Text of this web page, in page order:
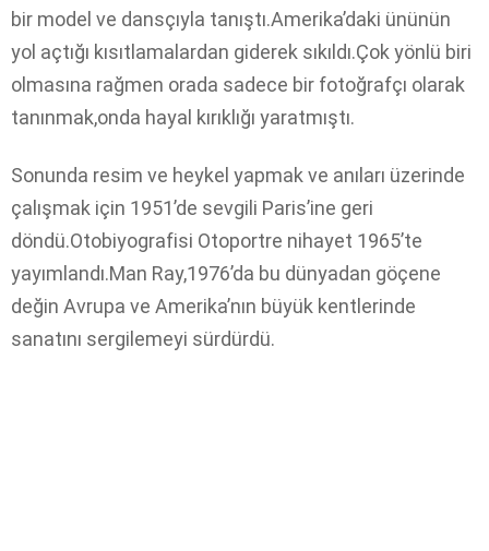
bir model ve dansçıyla tanıştı.Amerika’daki ününün
yol açtığı kısıtlamalardan giderek sıkıldı.Çok yönlü biri
olmasına rağmen orada sadece bir fotoğrafçı olarak
tanınmak,onda hayal kırıklığı yaratmıştı.
Sonunda resim ve heykel yapmak ve anıları üzerinde
çalışmak için 1951’de sevgili Paris’ine geri
döndü.Otobiyografisi Otoportre nihayet 1965’te
yayımlandı.Man Ray,1976’da bu dünyadan göçene
değin Avrupa ve Amerika’nın büyük kentlerinde
sanatını sergilemeyi sürdürdü.